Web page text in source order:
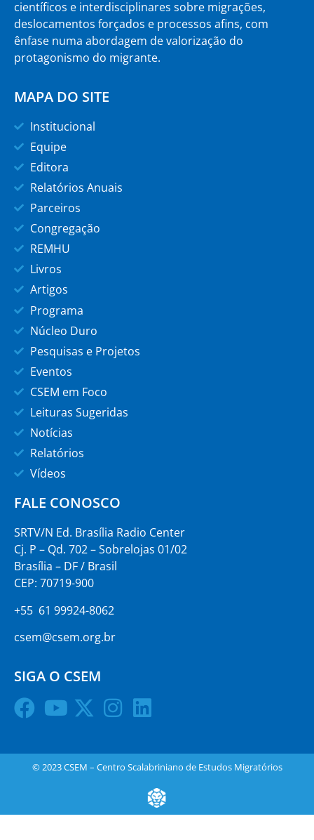
científicos e interdisciplinares sobre migrações,
deslocamentos forçados e processos afins, com
ênfase numa abordagem de valorização do
protagonismo do migrante.
MAPA DO SITE
Institucional
Equipe
Editora
Relatórios Anuais
Parceiros
Congregação
REMHU
Livros
Artigos
Programa
Núcleo Duro
Pesquisas e Projetos
Eventos
CSEM em Foco
Leituras Sugeridas
Notícias
Relatórios
Vídeos
FALE CONOSCO
SRTV/N Ed. Brasília Radio Center
Cj. P – Qd. 702 – Sobrelojas 01/02
Brasília – DF / Brasil
CEP: 70719-900
+55 61 99924-8062
csem@csem.org.br
SIGA O CSEM
© 2023 CSEM – Centro Scalabriniano de Estudos Migratórios